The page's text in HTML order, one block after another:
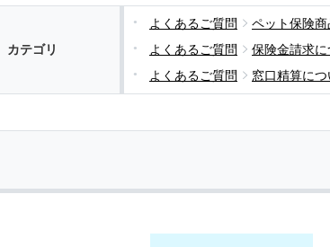
カテゴリ
よくあるご質問
ペット保険
よくあるご質問
保険金請求に
よくあるご質問
窓口精算につ